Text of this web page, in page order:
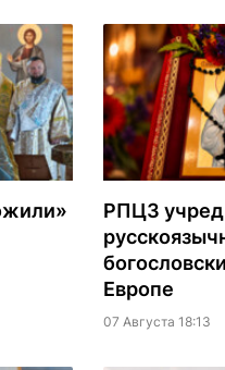
РПЦЗ
Европе
07 Августа 18:13